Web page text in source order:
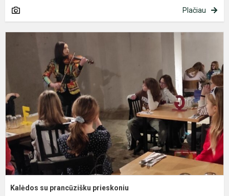
Plačiau
Kalėdos su prancūzišku prieskoniu